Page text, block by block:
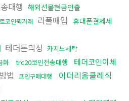
대행 해외선물현금인출
코인퀵거래 리플매입 휴대폰결제세
테더돈믹싱 카지노세탁
화 trc20코인전송대행
테더코인이체
법 코인구매대행
이더리움클레식